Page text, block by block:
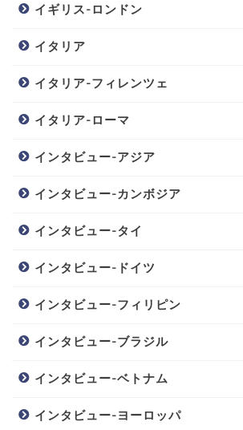
イギリス-ロンドン
イタリア
イタリア-フィレンツェ
イタリア-ローマ
インタビュー-アジア
インタビュー-カンボジア
インタビュー-タイ
インタビュー-ドイツ
インタビュー-フィリピン
インタビュー-ブラジル
インタビュー-ベトナム
インタビュー-ヨーロッパ